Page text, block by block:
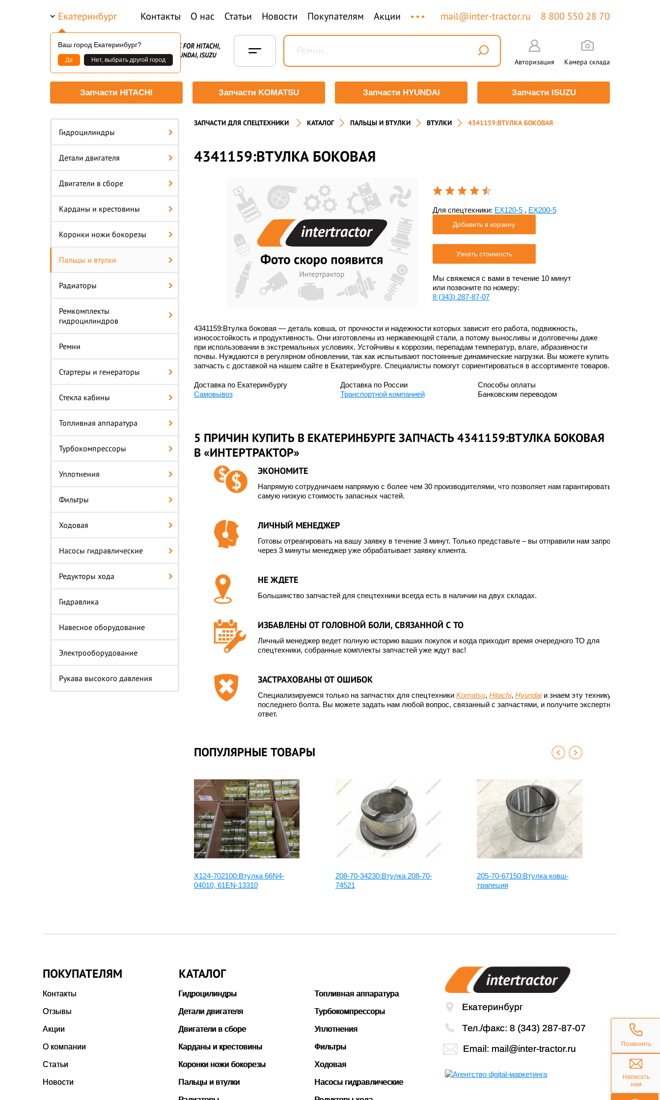
Екатеринбург
Ваш город Екатеринбург?
Да Нет, выбрать другой город
Контакты О нас Статьи Новости Покупателям Акции ... mail@inter-tractor.ru 8 800 550 28 70
Авторизация Камера склада
Запчасти HITACHI Запчасти KOMATSU Запчасти HYUNDAI Запчасти ISUZU
Гидроцилиндры
Детали двигателя
Двигатели в сборе
Карданы и крестовины
Коронки ножи бокорезы
Пальцы и втулки
Радиаторы
Ремкомплекты
гидроцилиндров
Ремни
Стартеры и генераторы
Стекла кабины
Топливная аппаратура
Турбокомпрессоры
Уплотнения
Фильтры
Ходовая
Насосы гидравлические
Редукторы хода
Гидравлика
Навесное оборудование
Электрооборудование
Рукава высокого давления
ЗАПЧАСТИ ДЛЯ СПЕЦТЕХНИКИ КАТАЛОГ ПАЛЬЦЫ И ВТУЛКИ ВТУЛКИ 4341159:ВТУЛКА БОКОВАЯ
4341159:ВТУЛКА БОКОВАЯ
Для спецтехники: EX120-5 , EX200-5
Добавить в корзину
Узнать стоимость
Мы свяжемся с вами в течение 10 минут
или позвоните по номеру:
8 (343) 287-87-07
4341159:Втулка боковая — деталь ковша, от прочности и надежности которых зависит его работа, подвижность,
износостойкость и продуктивность. Они изготовлены из нержавеющей стали, а потому выносливы и долговечны даже
при использовании в экстремальных условиях. Устойчивы к коррозии, перепадам температур, влаге, абразивности
почвы. Нуждаются в регулярном обновлении, так как испытывают постоянные динамические нагрузки. Вы можете купить
запчасть с доставкой на нашем сайте в Екатеринбурге. Специалисты помогут сориентироваться в ассортименте товаров.
Доставка по Екатеринбургу
Самовывоз
Доставка по России
Транспортной компанией
Способы оплаты
Банковским переводом
5 ПРИЧИН КУПИТЬ В ЕКАТЕРИНБУРГЕ ЗАПЧАСТЬ 4341159:ВТУЛКА БОКОВАЯ
В «ИНТЕРТРАКТОР»
ЭКОНОМИТЕ
Напрямую сотрудничаем напрямую с более чем 30 производителями, что позволяет нам гарантировать
самую низкую стоимость запасных частей.
ЛИЧНЫЙ МЕНЕДЖЕР
Готовы отреагировать на вашу заявку в течение 3 минут. Только представьте – вы отправили нам запрос, а
через 3 минуты менеджер уже обрабатывает заявку клиента.
НЕ ЖДЕТЕ
Большинство запчастей для спецтехники всегда есть в наличии на двух складах.
ИЗБАВЛЕНЫ ОТ ГОЛОВНОЙ БОЛИ, СВЯЗАННОЙ С ТО
Личный менеджер ведет полную историю ваших покупок и когда приходит время очередного ТО для
спецтехники, собранные комплекты запчастей уже ждут вас!
ЗАСТРАХОВАНЫ ОТ ОШИБОК
Специализируемся только на запчастях для спецтехники Komatsu, Hitachi, Hyundaiи знаем эту технику до
последнего болта. Вы можете задать нам любой вопрос, связанный с запчастями, и получите экспертный
ответ.
ПОПУЛЯРНЫЕ ТОВАРЫ
X124-702100:Втулка 66N4-
04010, 61EN-13310
208-70-34230:Втулка 208-70-
74521
205-70-67150:Втулка ковш-
трапеция
ПОКУПАТЕЛЯМ
Контакты
Отзывы
Акции
О компании
Статьи
Новости
КАТАЛОГ
Гидроцилиндры
Детали двигателя
Двигатели в сборе
Карданы и крестовины
Коронки ножи бокорезы
Пальцы и втулки
Топливная аппаратура
Турбокомпрессоры
Уплотнения
Фильтры
Ходовая
Насосы гидравлические
Екатеринбург
Тел./факс: 8 (343) 287-87-07
Email: mail@inter-tractor.ru Позвонить
Написать
нам